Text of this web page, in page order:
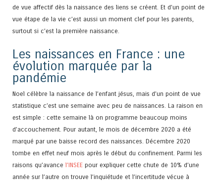
de vue affectif dès la naissance des liens se créent. Et d’un point de
vue étape de la vie c’est aussi un moment clef pour les parents,
surtout si c’est la première naissance.
Les naissances en France : une
évolution marquée par la
pandémie
Noel célèbre la naissance de l’enfant jésus, mais d’un point de vue
statistique c’est une semaine avec peu de naissances. La raison en
est simple : cette semaine là on programme beaucoup moins
d’accouchement. Pour autant, le mois de décembre 2020 a été
marqué par une baisse record des naissances. Décembre 2020
tombe en effet neuf mois après le début du confinement. Parmi les
raisons qu’avance l’INSEE pour expliquer cette chute de 10% d’une
année sur l’autre on trouve l’inquiétude et l’incertitude vécue à